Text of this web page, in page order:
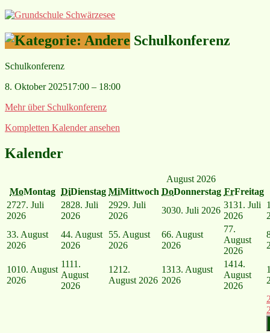
Schulkonferenz
Schulkonferenz
8. Oktober 202517:00 – 18:00
Mehrüber Schulkonferenz
Kompletten Kalender ansehen
Kalender
August 2026
MoMontag DiDienstag MiMittwoch DoDonnerstag FrFreitag
2727. Juli
2026
2828. Juli
2026
2929. Juli
2026
3030. Juli 2026
3131. Juli
2026
1
33. August
2026
44. August
2026
55. August
2026
66. August
2026
77.
August
2026
1010. August
2026
1111.
August
2026
1212.
August 2026
1313. August
2026
1414.
August
2026